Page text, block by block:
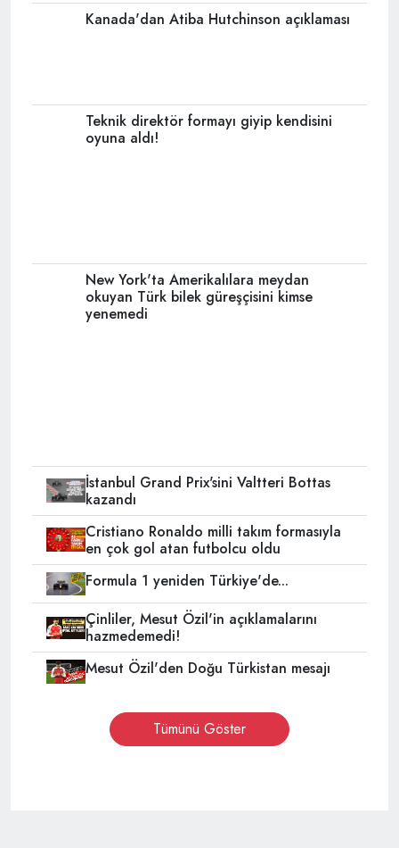
Kanada'dan Atiba Hutchinson açıklaması
Teknik direktör formayı giyip kendisini
oyuna aldı!
New York'ta Amerikalılara meydan
okuyan Türk bilek güreşçisini kimse
yenemedi
İstanbul Grand Prix'sini Valtteri Bottas
kazandı
Cristiano Ronaldo milli takım formasıyla
en çok gol atan futbolcu oldu
Formula 1 yeniden Türkiye'de...
Çinliler, Mesut Özil'in açıklamalarını
hazmedemedi!
Mesut Özil'den Doğu Türkistan mesajı
Tümünü Göster